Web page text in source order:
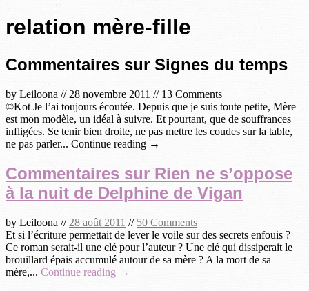
relation mère-fille
Commentaires sur Signes du temps
by Leiloona //28 novembre 2011 // 13 Comments
©Kot Je l’ai toujours écoutée. Depuis que je suis toute petite, Mère
est mon modèle, un idéal à suivre. Et pourtant, que de souffrances
infligées. Se tenir bien droite, ne pas mettre les coudes sur la table,
ne pas parler... Continue reading →
Commentaires sur Rien ne s’oppose
à la nuit de Delphine de Vigan
by Leiloona // 28 août 2011 // 50 Comments
Et si l’écriture permettait de lever le voile sur des secrets enfouis ?
Ce roman serait-il une clé pour l’auteur ? Une clé qui dissiperait le
brouillard épais accumulé autour de sa mère ? A la mort de sa
mère,... Continue reading →